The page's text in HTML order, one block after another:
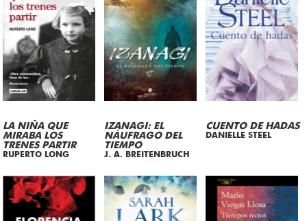
LA NIÑA QUE
MIRABA LOS
TRENES PARTIR
RUPERTO LONG
IZANAGI: EL
NÁUFRAGO DEL
TIEMPO
J. A. BREITENBRUCH
CUENTO DE HADAS
DANIELLE STEEL